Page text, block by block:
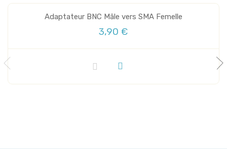
Adaptateur BNC Mâle vers SMA Femelle
3,90 €